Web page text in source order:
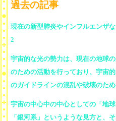
過去の記事
現在の新型肺炎やインフルエンザ
2
宇宙的な光の勢力は、現在の地球
のための活動を行っており、宇宙
のガイドラインの混乱や破壊のた
宇宙の中心中の中心としての「地
「銀河系」というような見方と、